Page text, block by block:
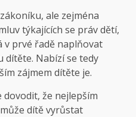
ale zejména
týkajících se práv dětí,
v prvé řadě naplňovat
Nabízí se tedy
zájmem dítěte je.
dovodit, že nejlepším
dítě vyrůstat